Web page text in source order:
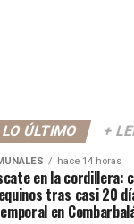
LO ÚLTIMO +
hace 14 horas
en la cordillera:
tras casi 20
en